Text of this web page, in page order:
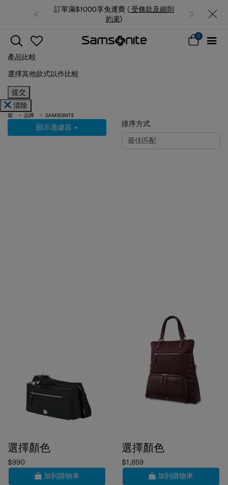
夏日限時優惠: 精選行李箱低至6折
受條款及細則
0
產品比較
選擇其他款式以作比較
提交
清除
袋 品牌 SAMSONITE
顯示過濾器 + 排序方式
選擇顏色
$990
加到購物車
選擇顏色
$1,859
加到購物車